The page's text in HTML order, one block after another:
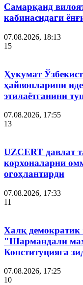
Самарқанд
кабинасидаги
07.08.2026, 18:13
15
Ҳукумат
ҳайвонларини
этилаётганини
07.08.2026, 17:55
13
UZCERT давлат
корхоналарни
огоҳлантирди
07.08.2026, 17:33
11
Халқ демократик
"Шармандали
Конституцияга
07.08.2026, 17:25
10